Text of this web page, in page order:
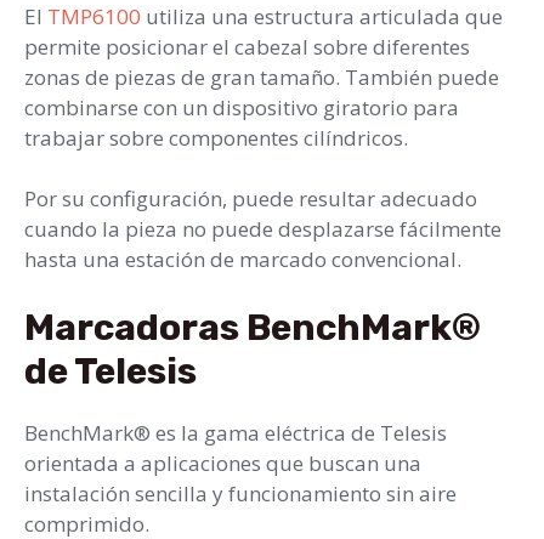
El TMP6100 utiliza una estructura articulada que
permite posicionar el cabezal sobre diferentes
zonas de piezas de gran tamaño. También puede
combinarse con un dispositivo giratorio para
trabajar sobre componentes cilíndricos.
Por su configuración, puede resultar adecuado
cuando la pieza no puede desplazarse fácilmente
hasta una estación de marcado convencional.
Marcadoras BenchMark®
de Telesis
BenchMark® es la gama eléctrica de Telesis
orientada a aplicaciones que buscan una
instalación sencilla y funcionamiento sin aire
comprimido.